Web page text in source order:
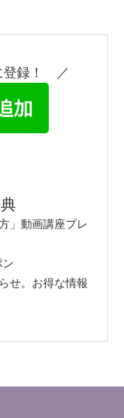
登録！ ／
」動画講座プレ
せ。お得な情報